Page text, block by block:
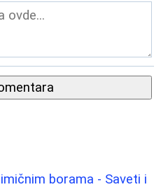
borama - Saveti i